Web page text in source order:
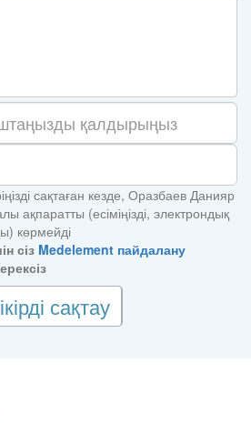
сақтаған кезде, Оразбаев Данияр
ақпаратты (есіміңізді, электрондық
көрмейді
сіз Medelement пайдалану
сақтау